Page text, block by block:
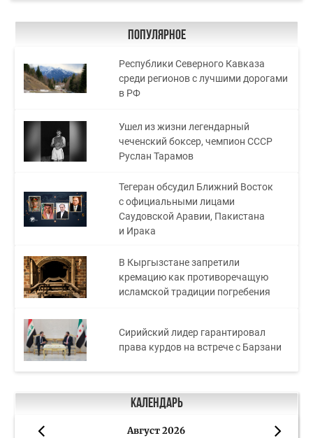
Популярное
Республики Северного Кавказа
среди регионов с лучшими дорогами
в РФ
Ушел из жизни легендарный
чеченский боксер, чемпион СССР
Руслан Тарамов
Тегеран обсудил Ближний Восток
с официальными лицами
Саудовской Аравии, Пакистана
и Ирака
В Кыргызстане запретили
кремацию как противоречащую
исламской традиции погребения
Сирийский лидер гарантировал
права курдов на встрече с Барзани
Календарь
Август 2026